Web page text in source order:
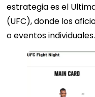
estrategia es el
(UFC), donde los
o eventos individuales.